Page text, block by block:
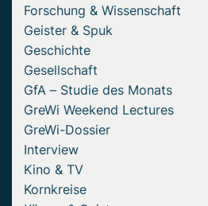
Forschung & Wissenschaft
Geister & Spuk
Geschichte
Gesellschaft
GfA – Studie des Monats
GreWi Weekend Lectures
GreWi-Dossier
Interview
Kino & TV
Kornkreise